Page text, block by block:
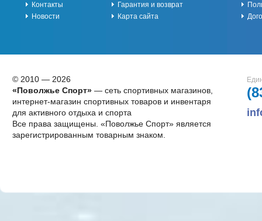
Контакты
Новости
Гарантия и возврат
Карта сайта
© 2010 — 2026
«Поволжье Спорт»— сеть спортивных магазинов,
интернет-магазин спортивных товаров и инвентаря
для активного отдыха и спорта
Все права защищены. «Поволжье Спорт» является
зарегистрированным товарным знаком.